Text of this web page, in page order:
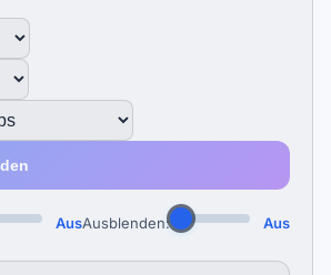
AusAusblenden: Aus